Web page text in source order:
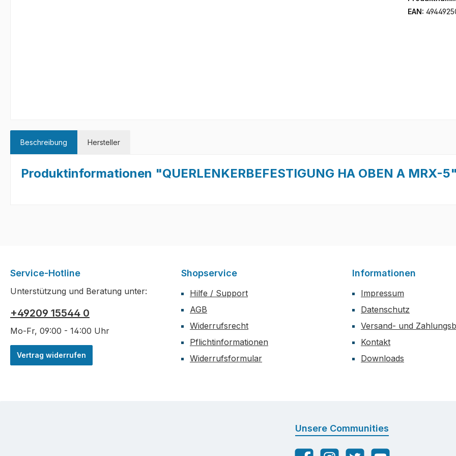
EAN:
Beschreibung Hersteller
Produktinformationen "QUERLENKERBEFESTIGUNG HA OBEN A MRX-5"
Service-Hotline
Unterstützung und Beratung unter:
+49209 15544 0
Mo-Fr, 09:00 - 14:00 Uhr
Vertrag widerrufen
Shopservice
Hilfe / Support
AGB
Widerrufsrecht
Pflichtinformationen
Widerrufsformular
Informationen
Impressum
Datenschutz
Versand- und
Kontakt
Downloads
Unsere Communities